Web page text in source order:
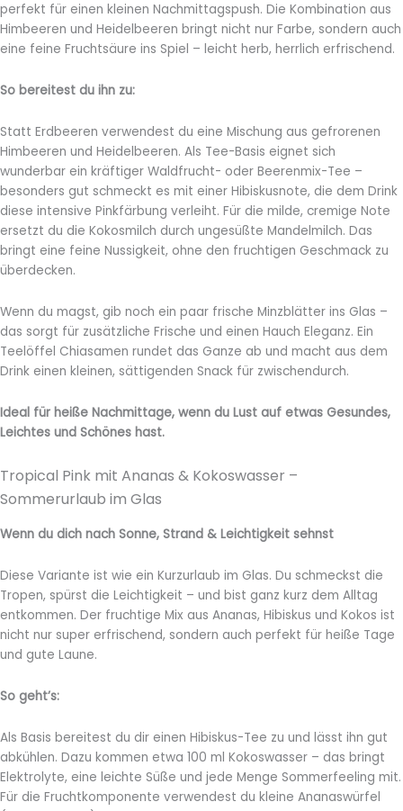
perfekt für einen kleinen Nachmittagspush. Die Kombination aus
Himbeeren und Heidelbeeren bringt nicht nur Farbe, sondern auch
eine feine Fruchtsäure ins Spiel – leicht herb, herrlich erfrischend.
So bereitest du ihn zu:
Statt Erdbeeren verwendest du eine Mischung aus gefrorenen
Himbeeren und Heidelbeeren. Als Tee-Basis eignet sich
wunderbar ein kräftiger Waldfrucht- oder Beerenmix-Tee –
besonders gut schmeckt es mit einer Hibiskusnote, die dem Drink
diese intensive Pinkfärbung verleiht. Für die milde, cremige Note
ersetzt du die Kokosmilch durch ungesüßte Mandelmilch. Das
bringt eine feine Nussigkeit, ohne den fruchtigen Geschmack zu
überdecken.
Wenn du magst, gib noch ein paar frische Minzblätter ins Glas –
das sorgt für zusätzliche Frische und einen Hauch Eleganz. Ein
Teelöffel Chiasamen rundet das Ganze ab und macht aus dem
Drink einen kleinen, sättigenden Snack für zwischendurch.
Ideal für heiße Nachmittage, wenn du Lust auf etwas Gesundes,
Leichtes und Schönes hast.
Tropical Pink mit Ananas & Kokoswasser –
Sommerurlaub im Glas
Wenn du dich nach Sonne, Strand & Leichtigkeit sehnst
Diese Variante ist wie ein Kurzurlaub im Glas. Du schmeckst die
Tropen, spürst die Leichtigkeit – und bist ganz kurz dem Alltag
entkommen. Der fruchtige Mix aus Ananas, Hibiskus und Kokos ist
nicht nur super erfrischend, sondern auch perfekt für heiße Tage
und gute Laune.
So geht’s:
Als Basis bereitest du dir einen Hibiskus-Tee zu und lässt ihn gut
abkühlen. Dazu kommen etwa 100 ml Kokoswasser – das bringt
Elektrolyte, eine leichte Süße und jede Menge Sommerfeeling mit.
Für die Fruchtkomponente verwendest du kleine Ananaswürfel